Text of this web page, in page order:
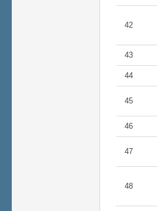
42
43
44
45
46
47
48